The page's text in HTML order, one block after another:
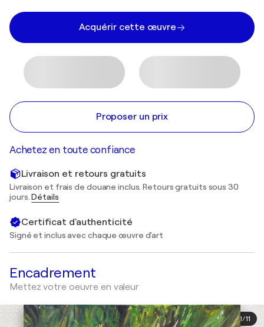
Acquérir cette œuvre
Proposer un prix
Achetez en toute confiance
Livraison et retours gratuits
Livraison et frais de douane inclus. Retours gratuits sous 30
jours.Détails
Certificat d'authenticité
Signé et inclus avec chaque œuvre d'art
Encadrement
Mettez votre oeuvre en valeur
1/11